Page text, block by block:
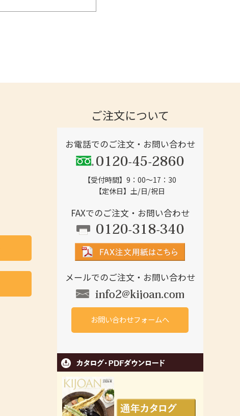
ご注文について
お電話でのご注文・お問い合わせ
【受付時間】9：00～17：30
【定休日】土/日/祝日
FAXでのご注文・お問い合わせ
メールでのご注文・お問い合わせ
お問い合わせフォームへ